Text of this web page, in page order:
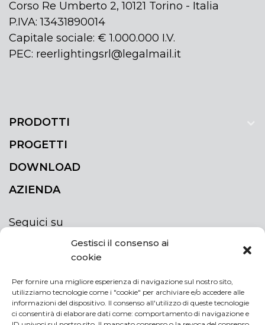
Gestisci il consenso ai
cookie
Per fornire una migliore esperienza di navigazione sul nostro sito,
utilizziamo tecnologie come i "cookie" per archiviare e/o accedere alle
informazioni del dispositivo. Il consenso all'utilizzo di queste tecnologie
ci consentirà di elaborare dati come: comportamento di navigazione e
Corso Re Umberto 2, 10121 Torino - Italia
P.IVA: 13431890014
Capitale sociale: € 1.000.000 I.V.
PEC: reerlightingsrl@legalmail.it
PRODOTTI
PROGETTI
DOWNLOAD
AZIENDA
Seguici su
ISCRIVITI ALLA NEWSLETTER
Rimani sempre aggiornato iscrivendoti alla